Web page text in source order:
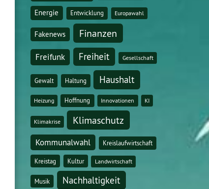
Energie Entwicklung Europawahl
Fakenews Finanzen
Freifunk Freiheit Gesellschaft
Gewalt Haltung Haushalt
Heizung Hoffnung Innovationen KI
Klimakrise Klimaschutz
Kommunalwahl Kreislaufwirtschaft
Kreistag Kultur Landwirtschaft
Musik Nachhaltigkeit